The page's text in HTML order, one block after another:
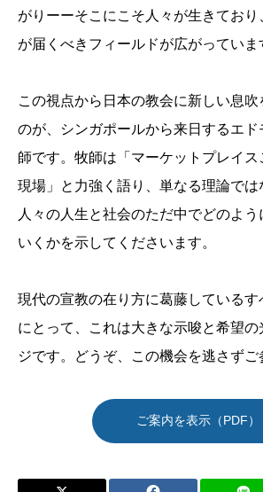
がりーーそこにこそ人々が生きてお
が届くべきフィールドが広がっていま
この視点から日本の教会に新しい息吹
のが、シンガポールから来日するエ
師です。牧師は「マーケットプレイ
現場」と力強く語り、単なる理論では
人々の人生と社会のただ中でどのよ
いくかを示してくださいます。
現代の宣教の在り方に葛藤している
にとって、これは大きな示唆と希望
ジです。どうぞ、この機会を逃さずご
ご案内を表示（PDF）